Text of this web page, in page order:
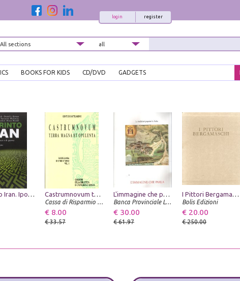
register
login
BOOKS FOR KIDS CD/DVD GADGETS
Labirinto Iran. Ipotesi di pace e guerra Castrumnovum terra magna et opulenta. Miscellanea di studi storici. I
Cassa di Risparmio di Tortona
€ 8.00
€ 33.57
L'immagine che parla
Banca Provinciale Lombarda
€ 30.00
€ 61.97
I Pittori Bergamaschi. Il Seicento. III
Bolis Edizioni
€ 20.00
€ 250.00